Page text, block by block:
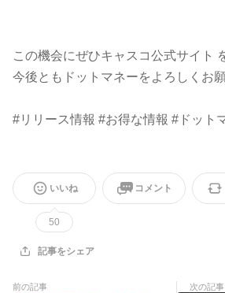
この機会にぜひキャスコ公式サイト
今後ともドットマネーをよろしくお願
#リリース情報 #お得な情報 #ドット
いいね
50
コメント
記事をシェア
前の記事 次の記事